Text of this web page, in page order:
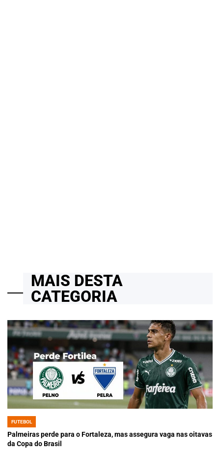
MAIS DESTA
CATEGORIA
POSTED
IN
FUTEBOL
Palmeiras perde para o Fortaleza, mas assegura vaga nas oitavas
da Copa do Brasil